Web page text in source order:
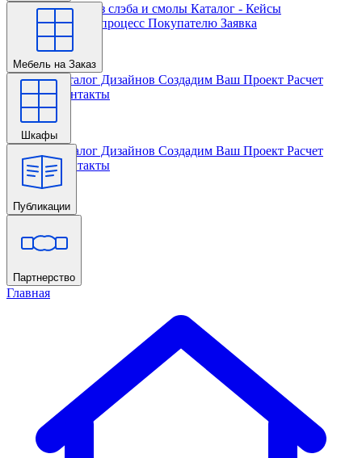
Главная Столы из слэба и смолы Каталог - Кейсы
Кастомизации и процесс Покупателю Заявка
Мебель на Заказ
Главная Каталог Дизайнов Создадим Ваш Проект Расчет
Проекта
Контакты
Шкафы
Главная Каталог Дизайнов Создадим Ваш Проект Расчет
Проекта Контакты
Публикации
Главная
Партнерство
Главная